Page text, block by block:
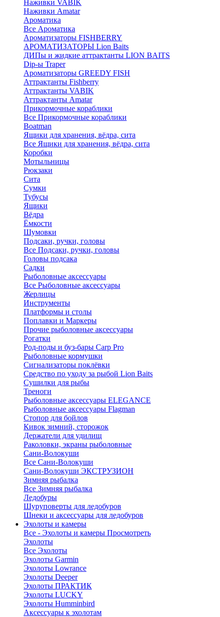
Наживки VABIK
Наживки Amatar
Ароматика
Все Ароматика
Ароматизаторы FISHBERRY
АРОМАТИЗАТОРЫ Lion Baits
ДИПы и жидкие аттрактанты LION BAITS
Dip-ы Traper
Ароматизаторы GREEDY FISH
Аттрактанты Fishberry
Аттрактанты VABIK
Аттрактанты Amatar
Прикормочные кораблики
Все Прикормочные кораблики
Boatman
Ящики для хранения, вёдра, сита
Все Ящики для хранения, вёдра, сита
Коробки
Мотыльницы
Рюкзаки
Сита
Сумки
Тубусы
Ящики
Вёдра
Ёмкости
Шумовки
Подсаки, ручки, головы
Все Подсаки, ручки, головы
Головы подсака
Садки
Рыболовные аксессуары
Все Рыболовные аксессуары
Жерлицы
Инструменты
Платформы и столы
Поплавки и Маркеры
Прочие рыболовные аксессуары
Рогатки
Род-поды и буз-бары Carp Pro
Рыболовные кормушки
Сигнализаторы поклёвки
Средство по уходу за рыбой Lion Baits
Сушилки для рыбы
Треноги
Рыболовные аксессуары ELEGANCE
Рыболовные аксессуары Flagman
Стопор для бойлов
Кивок зимний, сторожок
Держатели для удилищ
Раколовки, экраны рыболовные
Сани-Волокуши
Все Сани-Волокуши
Сани-Волокуши ЭКСТРУЗИОН
Зимняя рыбалка
Все Зимняя рыбалка
Ледобуры
Шуруповерты для ледобуров
Шнеки и аксессуары для ледобуров
Эхолоты и камеры
Все - Эхолоты и камеры Просмотреть
Эхолоты
Все Эхолоты
Эхолоты Garmin
Эхолоты Lowrance
Эхолоты Deeper
Эхолоты ПРАКТИК
Эхолоты LUCKY
Эхолоты Humminbird
Аксессуары к эхолотам